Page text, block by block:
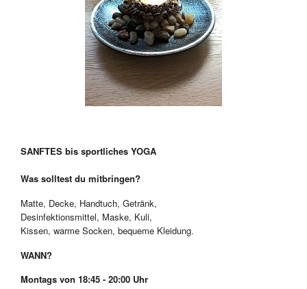
SANFTES bis sportliches YOGA
Was solltest du mitbringen?
Matte, Decke, Handtuch, Getränk,
Desinfektionsmittel, Maske, Kuli,
Kissen, warme Socken, bequeme Kleidung.
WANN?
Montags von 18:45 - 20:00 Uhr